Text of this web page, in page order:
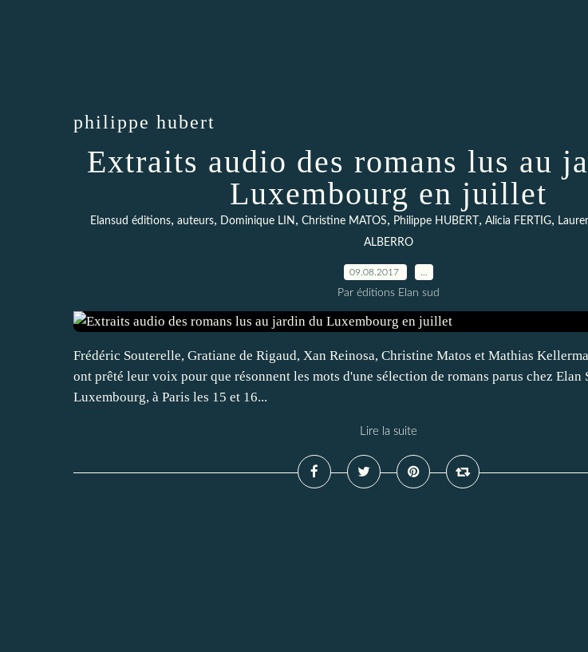
philippe hubert
Extraits audio des romans lus au
Luxembourg en juillet
Elansud éditions, auteurs, Dominique LIN , Christine MATOS, Philippe HUBERT , Alicia FERTIG,
ALBERRO
09.08.2017
Par éditions Elan sud
Frédéric Souterelle, Gratiane de Rigaud, Xan Reinosa, Christine Matos et Mathias
ont prêté leur voix pour que résonnent les mots d'une sélection de romans parus chez Elan
Luxembourg, à Paris les 15 et 16...
Lire la suite